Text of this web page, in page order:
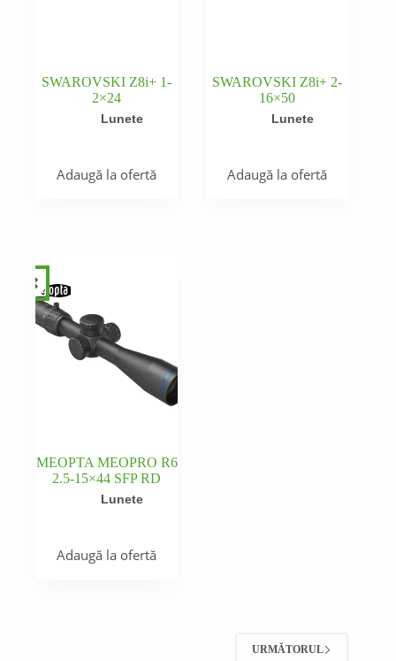
SWAROVSKI Z8i+ 1-
2×24
Lunete
Adaugă la ofertă
SWAROVSKI Z8i+ 2-
16×50
Lunete
Adaugă la ofertă
MEOPTA MEOPRO R6
2.5-15×44 SFP RD
Lunete
Adaugă la ofertă
URMĂTORUL